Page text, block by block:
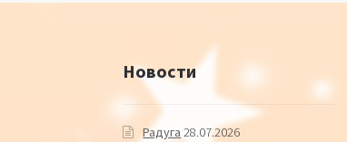
Новости
Радуга 28.07.2026